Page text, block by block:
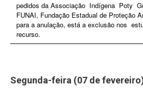
pedidos da Associação Indígena Poty
FUNAI, Fundação Estadual de Proteção
para a anulação, está a exclusão nos
recurso.
Segunda-feira (07 de